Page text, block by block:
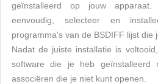
geïnstalleerd op jouw
eenvoudig, selecteer en
programma's van de BSDIFF lijst die
Nadat de juiste installatie is
software die je heb geïnstalleerd
associëren die je niet kunt openen.